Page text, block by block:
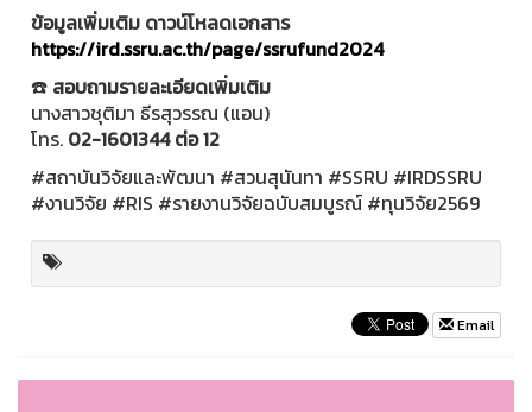
ข้อมูลเพิ่มเติม ดาวน์โหลดเอกสาร
https://ird.ssru.ac.th/page/ssrufund2024
☎️ สอบถามรายละเอียดเพิ่มเติม
นางสาวชุติมา ธีรสุวรรณ (แอน)
โทร. 02-1601344 ต่อ 12
#สถาบันวิจัยและพัฒนา #สวนสุนันทา #SSRU #IRDSSRU
#งานวิจัย #RIS #รายงานวิจัยฉบับสมบูรณ์ #ทุนวิจัย2569
Email